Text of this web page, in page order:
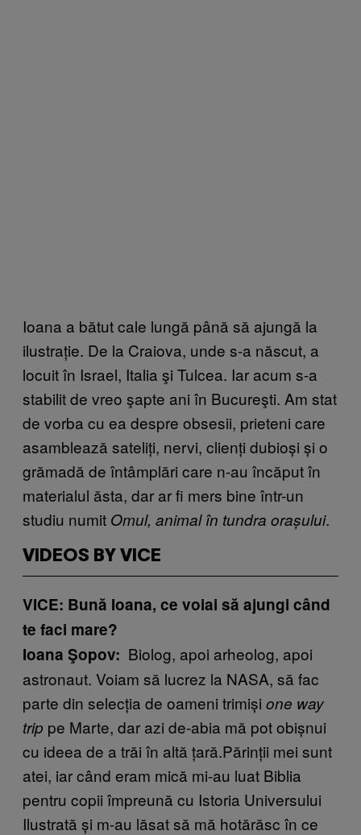
Ioana a bătut cale lungă până să ajungă la
ilustrație. De la Craiova, unde s-a născut, a
locuit în Israel, Italia şi Tulcea. Iar acum s-a
stabilit de vreo şapte ani în Bucureşti. Am stat
de vorba cu ea despre obsesii, prieteni care
asamblează sateliți, nervi, clienți dubioși și o
grămadă de întâmplări care n-au încăput în
materialul ăsta, dar ar fi mers bine într-un
studiu numit Omul, animal în tundra orașului.
VIDEOS BY VICE
VICE: Bună Ioana, ce voiai să ajungi când
te faci mare?
Ioana Şopov: Biolog, apoi arheolog, apoi
astronaut. Voiam să lucrez la NASA, să fac
parte din selecția de oameni trimiși one way
trip pe Marte, dar azi de-abia mă pot obișnui
cu ideea de a trăi în altă țară.Părinții mei sunt
atei, iar când eram mică mi-au luat Biblia
pentru copii împreună cu Istoria Universului
Ilustrată și m-au lăsat să mă hotărăsc în ce